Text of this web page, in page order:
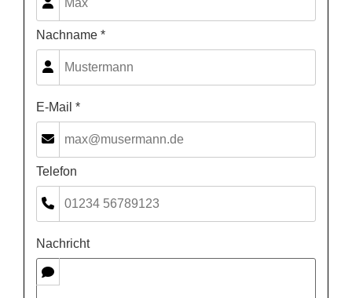
Nachname *
E-Mail *
Telefon
Nachricht